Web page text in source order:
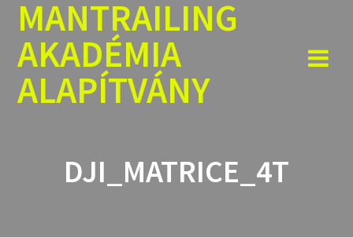
Skip
to
MANTRAILING
AKADÉMIA
ALAPÍTVÁNY
DJI_MATRICE_4T